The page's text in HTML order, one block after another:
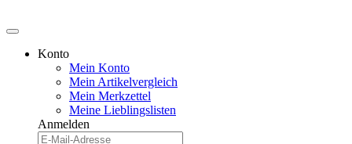
Konto
Mein Konto
Mein Artikelvergleich
Mein Merkzettel
Meine Lieblingslisten
Anmelden